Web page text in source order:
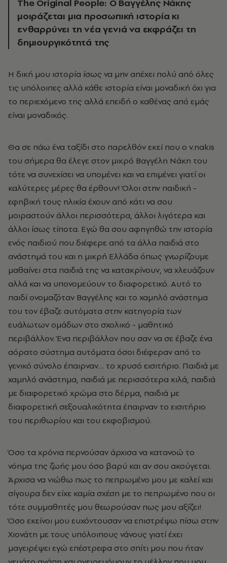
The Original People: Ο Βαγγέλης Νάκης
μοιράζεται μια προσωπική ιστορία κι
ενθαρρύνει τη νέα γενιά να εκφράζει τη
δημιουργικότητά της
Η δική μου ιστορία ίσως να μην απέχει πολύ από όλες
τις υπόλοιπες αλλά κάθε ιστορία είναι μοναδική όχι για
το περιεχόμενο της αλλά επειδή ο καθένας από εμάς
είναι μοναδικός.
Θα σε πάω ένα ταξίδι στο παρελθόν εκεί που ο v.nakis
του σήμερα θα έλεγε στον μικρό Βαγγέλη Νάκη του
τότε να συνεχίσει να υπομένει και να επιμένει γιατί οι
καλύτερες μέρες θα έρθουν! Όλοι στην παιδική -
εφηβική τους ηλικία έχουν από κάτι να σου
μοιραστούν άλλοι περισσότερα, άλλοι λιγότερα και
άλλοι ίσως τίποτα. Εγώ θα σου αφηγηθώ την ιστορία
ενός παιδιού που διέφερε από τα άλλα παιδιά στο
ανάστημά του και η μικρή Ελλάδα όπως γνωρίζουμε
μαθαίνει στα παιδιά της να κατακρίνουν, να χλευάζουν
αλλά και να υπονομεύουν το διαφορετικό. Αυτό το
παιδί ονομαζόταν Βαγγέλης και το χαμηλό ανάστημα
του τον έβαζε αυτόματα στην κατηγορία των
ευάλωτων ομάδων στο σχολικό - μαθητικό
περιβάλλον. Ένα περιβάλλον που σαν να σε έβαζε ένα
αόρατο σύστημα αυτόματα όσοι διέφεραν από το
γενικό σύνολο έπαιρναν… το χρυσό εισιτήριο. Παιδιά με
χαμηλό ανάστημα, παιδιά με περισσότερα κιλά, παιδιά
με διαφορετικό χρώμα στο δέρμα, παιδιά με
διαφορετική σεξουαλικότητα έπαιρναν το εισιτήριο
του περιθωρίου και του εκφοβισμού.
Όσο τα χρόνια περνούσαν άρχισα να κατανοώ το
νόημα της ζωής μου όσο βαρύ και αν σου ακούγεται.
Άρχισα να νιώθω πως το πεπρωμένο μου με καλεί και
σίγουρα δεν είχε καμία σχέση με το πεπρωμένο που οι
τότε συμμαθητές μου θεωρούσαν πως μου αξίζει!
Όσο εκείνοι μου ευχόντουσαν να επιστρέψω πίσω στην
Χιονάτη με τους υπόλοιπους νάνους γιατί έχει
μαγειρέψει εγώ επέστρεφα στο σπίτι μου που ήταν